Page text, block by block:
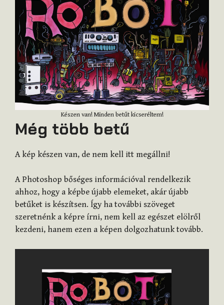
Készen van! Minden betűt kicseréltem!
Még több betű
A kép készen van, de nem kell itt megállni!
A Photoshop bőséges információval rendelkezik
ahhoz, hogy a képbe újabb elemeket, akár újabb
betűket is készítsen. Így ha további szöveget
szeretnénk a képre írni, nem kell az egészet elölről
kezdeni, hanem ezen a képen dolgozhatunk tovább.